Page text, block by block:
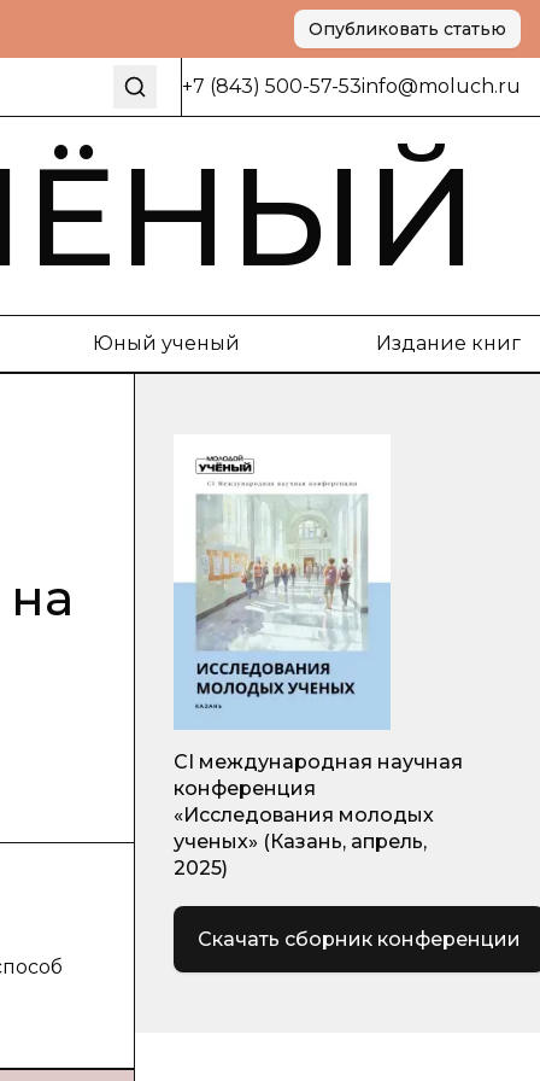
Опубликовать статью
+7 (843) 500-57-53info@moluch.ru
Юный ученый Издание книг
CI международная научная
конференция
«Исследования молодых
ученых» (Казань, апрель,
2025)
Скачать сборник конференции